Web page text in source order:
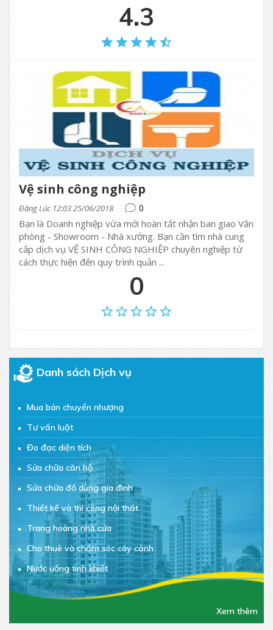
4.3
Vệ sinh công nghiệp
Đăng Lúc 12:03 25/06/2018 0
Bạn là Doanh nghiệp vừa mới hoàn tất nhận ban giao Văn
phòng - Showroom - Nhà xưởng. Bạn cần tìm nhà cung
cấp dịch vụ VỆ SINH CÔNG NGHIỆP chuyên nghiệp từ
cách thực hiện đến quy trình quản ...
0
Danh sách Dịch vụ
Mua bán chuyển nhượng
Tư vấn luật
Đo đạc diện tích
Sửa chữa căn hộ
Sửa chữa đồ dùng gia đình
Thiết kế và thi công nội thất
Trang hoàng nhà cửa
Cho thuê và chăm sóc cây cảnh
Nước uống tinh khiết
Đồ ăn vặt
Xem thêm